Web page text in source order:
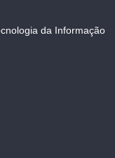
da Informação